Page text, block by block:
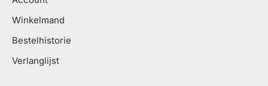
Winkelmand
Bestelhistorie
Verlanglijst